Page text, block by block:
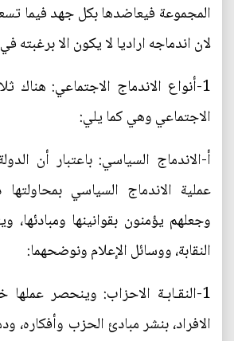
المجموعة فيعاضدها بكل جهد فيما
لان اندماجه اراديا لا يكون الا برغبته في
1-أنواع الاندماج الاجتماعي: هناك
الاجتماعي وهي كما يلي:
أ-الاندماج السياسي: باعتبار أن
عملية الاندماج السياسي بمحاولتها
وجعلهم يؤمنون بقوانينها
النقابة، ووسائل الإعلام ونوضحهما:
1-النقـابـة الاحزاب: وينحصر
الافراد، بنشر مبادئ الحزب وأفكاره،